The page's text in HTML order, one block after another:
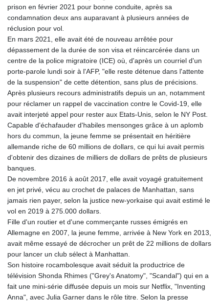
prison en février 2021 pour bonne conduite, après sa
condamnation deux ans auparavant à plusieurs années de
réclusion pour vol.
En mars 2021, elle avait été de nouveau arrêtée pour
dépassement de la durée de son visa et réincarcérée dans un
centre de la police migratoire (ICE) où, d'après un courriel d'un
porte-parole lundi soir à l'AFP, "elle reste détenue dans l'attente
de la suspension" de cette détention, sans plus de précisions.
Après plusieurs recours administratifs depuis un an, notamment
pour réclamer un rappel de vaccination contre le Covid-19, elle
avait interjeté appel pour rester aux Etats-Unis, selon le NY Post.
Capable d'échafauder d'habiles mensonges grâce à un aplomb
hors du commun, la jeune femme se présentait en héritière
allemande riche de 60 millions de dollars, ce qui lui avait permis
d'obtenir des dizaines de milliers de dollars de prêts de plusieurs
banques.
De novembre 2016 à août 2017, elle avait voyagé gratuitement
en jet privé, vécu au crochet de palaces de Manhattan, sans
jamais rien payer, selon la justice new-yorkaise qui avait estimé le
vol en 2019 à 275.000 dollars.
Fille d'un routier et d'une commerçante russes émigrés en
Allemagne en 2007, la jeune femme, arrivée à New York en 2013,
avait même essayé de décrocher un prêt de 22 millions de dollars
pour lancer un club sélect à Manhattan.
Son histoire rocambolesque avait séduit la productrice de
télévision Shonda Rhimes ("Grey's Anatomy", "Scandal") qui en a
fait une mini-série diffusée depuis un mois sur Netflix, "Inventing
Anna", avec Julia Garner dans le rôle titre. Selon la presse